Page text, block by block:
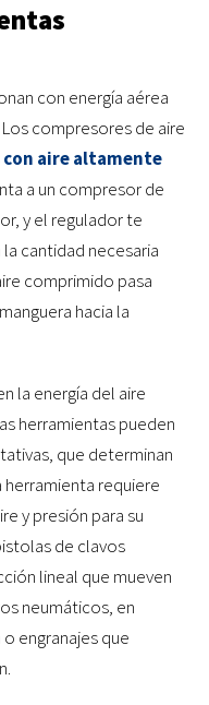
con energía aérea
compresores de aire
aire altamente
a un compresor de
y el regulador te
cantidad necesaria
comprimido pasa
hacia la
la energía del aire
herramientas pueden
que determinan
herramienta requiere
y presión para su
de clavos
lineal que mueven
neumáticos, en
engranajes que